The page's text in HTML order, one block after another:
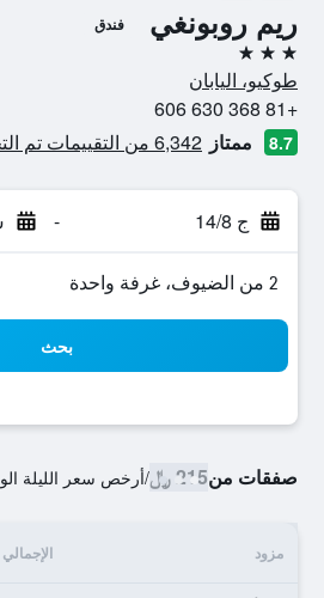
ريم روبونغي فندق
3 نجوم
طوكيو، اليابان
+81 368 630 606
8.7 ممتاز 6,342 من التقييمات تم التحقق منها
ج 14/8 -
2 من الضيوف، غرفة واحدة
بحث
صفقات من215 ﷼ /أرخص سعر الليلة
مزود